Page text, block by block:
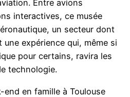
Entre avions
interactives, ce musée
un secteur dont
une expérience qui, même si
pour certains, ravira les
technologie.
en famille à Toulouse